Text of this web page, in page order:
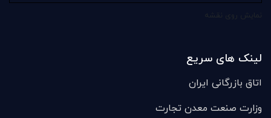
لینک های سریع
اتاق بازرگانی ایران
وزارت صنعت معدن تجارت